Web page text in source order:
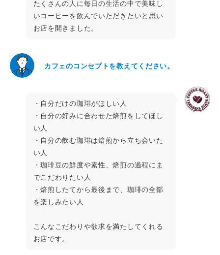
たくさんの人に毎日の生活の中で美味し
いコーヒーを飲んでいただきたいと思い
お店を開きました。
カフェのコンセプトを教えてください。
・自分だけの珈琲がほしい人
・自分の好みに合わせた焙煎をしてほし
い人
・自分の飲む珈琲は焙煎から立ち会いた
い人
・珈琲豆の鮮度や素性、焙煎の過程にま
でこだわりたい人
・焙煎したてから最後まで、珈琲の全部
を楽しみたい人
こんなこだわりや欲求を満たしてくれる
お店です。